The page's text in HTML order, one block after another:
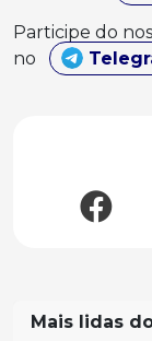
Participe do
no
Mais lidas